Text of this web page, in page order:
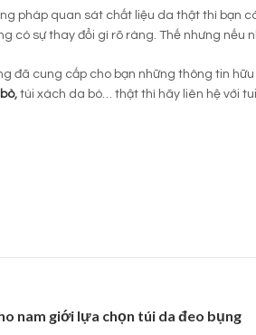
pháp quan sát chất liệu da thật thì bạn
có sự thay đổi gì rõ ràng. Thế nhưng nếu
đã cung cấp cho bạn những thông tin
, túi xách da bò… thật thì hãy liên hệ với
nam giới lựa chọn túi da đeo bụng